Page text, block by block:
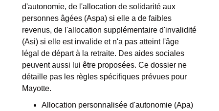
d'autonomie, de l'allocation de solidarité aux
personnes âgées (Aspa) si elle a de faibles
revenus, de l'allocation supplémentaire d'invalidité
(Asi) si elle est invalide et n'a pas atteint l'âge
légal de départ à la retraite. Des aides sociales
peuvent aussi lui être proposées. Ce dossier ne
détaille pas les règles spécifiques prévues pour
Mayotte.
Allocation personnalisée d'autonomie (Apa)